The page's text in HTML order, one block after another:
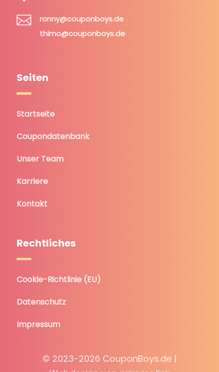

ronny@couponboys.de
thimo@couponboys.de
Seiten
Startseite
Coupondatenbank
Unser Team
Karriere
Kontakt
Rechtliches
Cookie-Richtlinie (EU)
Datenschutz
Impressum
© 2023-2026 CouponBoys.de |